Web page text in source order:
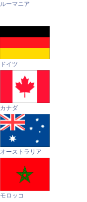
ルーマニア
ドイツ
カナダ
オーストラリア
モロッコ